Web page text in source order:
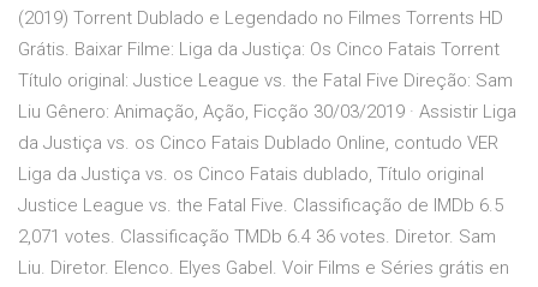
(2019) Torrent Dublado e Legendado no Filmes Torrents HD
Grátis. Baixar Filme: Liga da Justiça: Os Cinco Fatais Torrent
Título original: Justice League vs. the Fatal Five Direção: Sam
Liu Gênero: Animação, Ação, Ficção 30/03/2019 · Assistir Liga
da Justiça vs. os Cinco Fatais Dublado Online, contudo VER
Liga da Justiça vs. os Cinco Fatais dublado, Título original
Justice League vs. the Fatal Five. Classificação de IMDb 6.5
2,071 votes. Classificação TMDb 6.4 36 votes. Diretor. Sam
Liu. Diretor. Elenco. Elyes Gabel. Voir Films e Séries grátis en